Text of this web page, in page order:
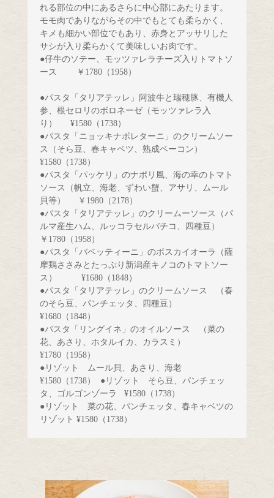
れる部位の中にあるさらに中心部にあたります。
モモ肉でありながらその中でもとても柔らかく、
キメも細かい部位でもあり、赤身とアッサリした
サシが入り柔らかくて美味しいお肉です。
●仔牛のソテー、モッツァレラチーズ入りトマトソ
ース　　 ￥1780（1958）
●パスタ「タリアテッレ」阿波牛と瑞穂豚、有機人
参、根セロリのボロネーゼ（モッツァレラ入
り）
¥1580（1738）
●パスタ「ニョッキナポレターニ」のクリームソー
ス（そら豆、春キャベツ、熟成ベーコン）
¥1580（1738）
●パスタ「パッケリ」のナポリ風、海の幸のトマト
ソース（帆立、海老、ずわい蟹、アサリ、ムール
貝等）
￥1980（2178）
●パスタ「タリアテッレ」のクリームーソース（パ
ルマ産生ハム、ルッコラセルバチコ、四種豆）
￥1780（1958）
●パスタ「バベッティーニ」のボスカイオーラ（薩
摩鶏ささみとたっぷり新潟産キノコのトマトソー
ス）
¥1680（1848）
●パスタ「タリアテッレ」のクリームソース　（春
のそら豆、パンチェッタ、四種豆）
¥1680（1848）
●パスタ「リングイネ」のオイルソース　（菜の
花、あさり、ホタルイカ、カラスミ）
¥1780（1958）
●リゾット　ムール貝、あさり、海老
¥1580（1738）
●リゾット　そら豆、パンチェッ
タ、ゴルゴンゾーラ
¥1580（1738）
●リゾット　菜の花、パンチェッタ、春キャベツの
リゾット ¥1580（1738）